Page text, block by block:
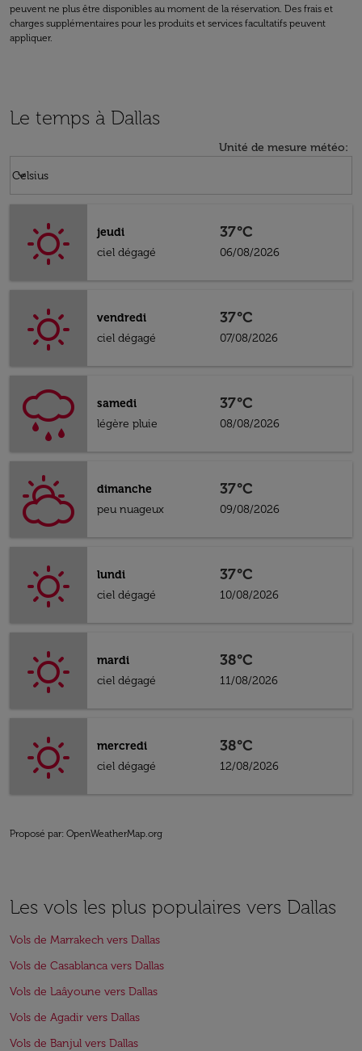
peuvent ne plus être disponibles au moment de la réservation. Des frais et
charges supplémentaires pour les produits et services facultatifs peuvent
appliquer.
Le temps à Dallas
Unité de mesure météo:
Celsius
keyboard_arrow_down
jeudi
ciel dégagé
37°C
06/08/2026
vendredi
ciel dégagé
37°C
07/08/2026
samedi
légère pluie
37°C
08/08/2026
dimanche
peu nuageux
37°C
09/08/2026
lundi
ciel dégagé
37°C
10/08/2026
mardi
ciel dégagé
38°C
11/08/2026
mercredi
ciel dégagé
38°C
12/08/2026
Proposé par: OpenWeatherMap.org
Les vols les plus populaires vers Dallas
Vols de Marrakech vers Dallas
Vols de Casablanca vers Dallas
Vols de Laâyoune vers Dallas
Vols de Agadir vers Dallas
Vols de Banjul vers Dallas